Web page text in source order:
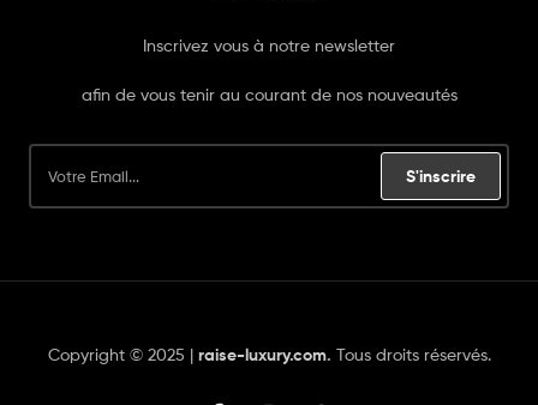
Inscrivez vous à notre newsletter
afin de vous tenir au courant de nos nouveautés
S'inscrire
Copyright © 2025 | raise-luxury.com. Tous droits réservés.